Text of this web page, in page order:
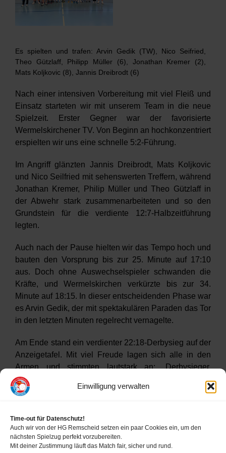
Einwilligung verwalten
Time-out für Datenschutz!
Auch wir von der HG Remscheid setzen ein paar Cookies ein, um den
nächsten Spielzug perfekt vorzubereiten.
Mit deiner Zustimmung läuft das Match fair, sicher und rund.
Es spielten und trafen: Arvin Gedik (TW), Nico Seifried,
Theo Gützlaff, Philipp Müller (6), Jonathan Kremer (2),
Mats Koljkovic (8), Jannis Dreibrodt (6)
Nach einer intensiven Vorbereitung mit viel Fleiß und
Einsatz starteten wir mit unserem Team in die neue
Spielzeit. Erster Gegner war der favorisierte
Wermelskirchener TV. Von Beginn an hochkonzentriert
erspielten wir uns eine schnelle 5:2-Führung.
Im Angriff glänzten Jannis Dreibrodt, Mats Koljkovic
und Nico Seilfried mit sehenswerten Treffern, während
Jonathan Kremer, Philip Müller und Theo Gützlaff in
der Abwehr stark zusammenarbeiteten und so den
Grundstein für die verdiente 12:7-Halbzeitführung
legten.
Auch nach der Pause hielten wir das Tempo hoch und
bauten den Vorsprung bis zur 25. Minute auf 17:10
aus. Doch ohne Auswechselspieler schwanden die
Kräfte, und Wermelskirchen verkürzte bis zur 34.
Minute auf 18:15. In dieser entscheidenden Phase war
es Arvin Gedik, der mit spektakulären Paraden das Tor
in den letzten Minuten regelrecht vernagelte.
Am Ende stand ein verdienter 22:18-Derbysieg auf der
Anzeigetafel. Mit viel Freude lagen sich alle in den
Armen und stimmten lautstark an: „Derbysieger,
Derbysieger – hey, hey, hey!“ – Ein perfekter Auftakt in
die neue Saison!